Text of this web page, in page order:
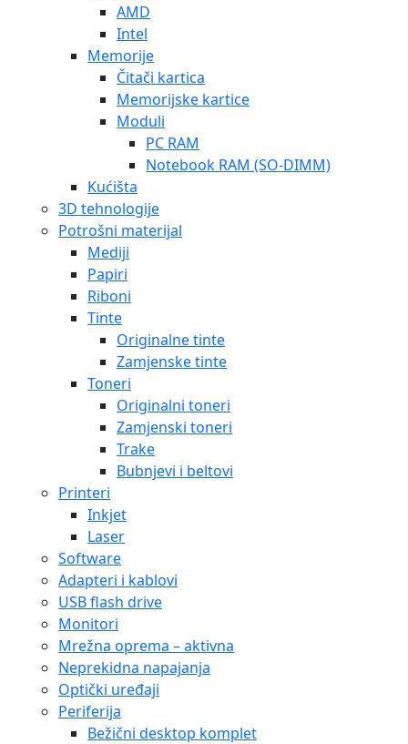
AMD
Intel
Memorije
Čitači kartica
Memorijske kartice
Moduli
PC RAM
Notebook RAM (SO-DIMM)
Kućišta
3D tehnologije
Potrošni materijal
Mediji
Papiri
Riboni
Tinte
Originalne tinte
Zamjenske tinte
Toneri
Originalni toneri
Zamjenski toneri
Trake
Bubnjevi i beltovi
Printeri
Inkjet
Laser
Software
Adapteri i kablovi
USB flash drive
Monitori
Mrežna oprema – aktivna
Neprekidna napajanja
Optički uređaji
Periferija
Bežični desktop komplet